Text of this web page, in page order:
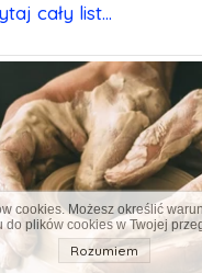
cały list...
cookies. Możesz określić
do plików cookies w Twojej
Rozumiem